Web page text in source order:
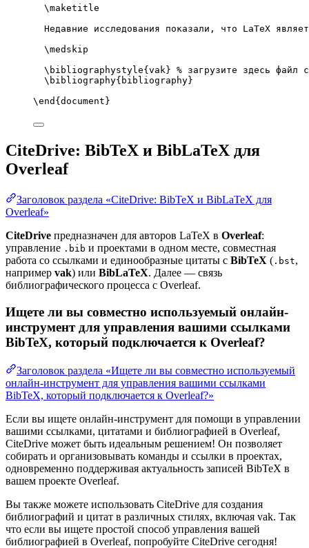
\maketitle
Недавние исследования показали, что LaTeX
\medskip
\bibliographystyle{vak} % загрузите здесь файл
\bibliography{bibliography}
\end { document }
CiteDrive: BibTeX и BibLaTeX для
Overleaf
Заголовок раздела «CiteDrive: BibTeX и BibLaTeX для
Overleaf»
CiteDrive предназначен для авторов LaTeX в Overleaf:
управление .bib и проектами в одном месте, совместная
работа со ссылками и единообразные цитаты с BibTeX ( .bst,
например vak) или BibLaTeX. Далее — связь
библиографического процесса с Overleaf.
Ищете ли вы совместно используемый онлайн-
инструмент для управления вашими ссылками
BibTeX, который подключается к Overleaf?
Заголовок раздела «Ищете ли вы совместно используемый
онлайн-инструмент для управления вашими ссылками
BibTeX, который подключается к Overleaf?»
Если вы ищете онлайн-инструмент для помощи в управлении
вашими ссылками, цитатами и библиографией в Overleaf,
CiteDrive может быть идеальным решением! Он позволяет
собирать и организовывать команды и ссылки в проектах,
одновременно поддерживая актуальность записей BibTeX в
вашем проекте Overleaf.
Вы также можете использовать CiteDrive для создания
библиографий и цитат в различных стилях, включая vak. Так
что если вы ищете простой способ управления вашей
библиографией в Overleaf, попробуйте CiteDrive сегодня!